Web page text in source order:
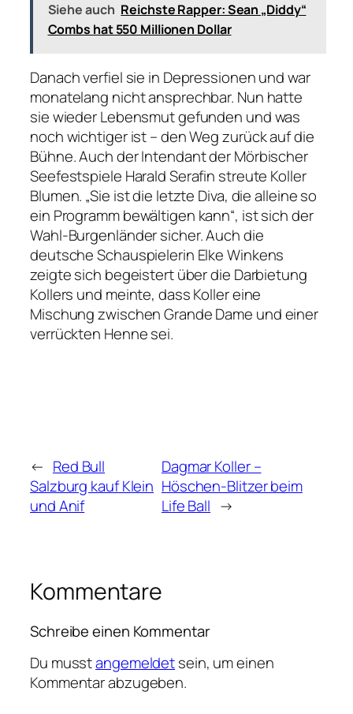
Siehe auch Reichste Rapper: Sean „Diddy“
Combs hat 550 Millionen Dollar
Danach verfiel sie in Depressionen und war
monatelang nicht ansprechbar. Nun hatte
sie wieder Lebensmut gefunden und was
noch wichtiger ist – den Weg zurück auf die
Bühne. Auch der Intendant der Mörbischer
Seefestspiele Harald Serafin streute Koller
Blumen. „Sie ist die letzte Diva, die alleine so
ein Programm bewältigen kann“, ist sich der
Wahl-Burgenländer sicher. Auch die
deutsche Schauspielerin Elke Winkens
zeigte sich begeistert über die Darbietung
Kollers und meinte, dass Koller eine
Mischung zwischen Grande Dame und einer
verrückten Henne sei.
← Red Bull
Salzburg kauf Klein
und Anif
Dagmar Koller –
Höschen-Blitzer beim
Life Ball →
Kommentare
Schreibe einen Kommentar
Du musstangemeldetsein, um einen
Kommentar abzugeben.